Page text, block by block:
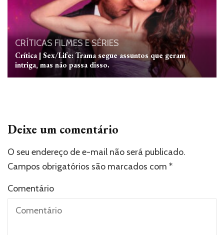
CRÍTICAS FILMES E SÉRIES
Crítica | Sex/Life: Trama segue assuntos que geram
intriga, mas não passa disso.
Deixe um comentário
O seu endereço de e-mail não será publicado.
Campos obrigatórios são marcados com *
Comentário